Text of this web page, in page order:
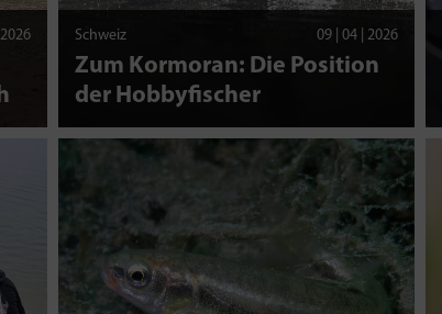
Schweiz 09 | 04 | 2026
Zum Kormoran: Die Position
der Hobbyfischer